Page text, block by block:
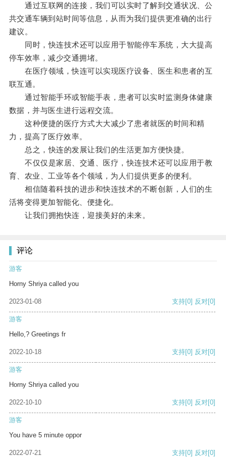
通过互联网的连接，我们可以实时了解到交通状况、公
共交通车辆到站时间等信息，从而为我们提供更准确的出行
建议。
同时，快连技术还可以应用于智能停车系统，大大提高
停车效率，减少交通拥堵。
在医疗领域，快连可以实现医疗设备、医生和患者的互
联互通。
通过智能手环或智能手表，患者可以实时监测身体健康
数据，并与医生进行远程交流。
这种便捷的医疗方式大大减少了患者就医的时间和精
力，提高了医疗效率。
总之，快连的发展让我们的生活更加方便快捷。
不仅仅是家居、交通、医疗，快连技术还可以应用于教
育、农业、工业等各个领域，为人们提供更多的便利。
相信随着科技的进步和快连技术的不断创新，人们的生
活将变得更加智能化、便捷化。
让我们拥抱快连，迎接美好的未来。
评论
游客
Horny Shriya called you
2023-01-08 支持[0] 反对[0]
游客
Hello,? Greetings fr
2022-10-18 支持[0] 反对[0]
游客
Horny Shriya called you
2022-10-10 支持[0] 反对[0]
游客
You have 5 minute oppor
2022-07-21 支持[0] 反对[0]